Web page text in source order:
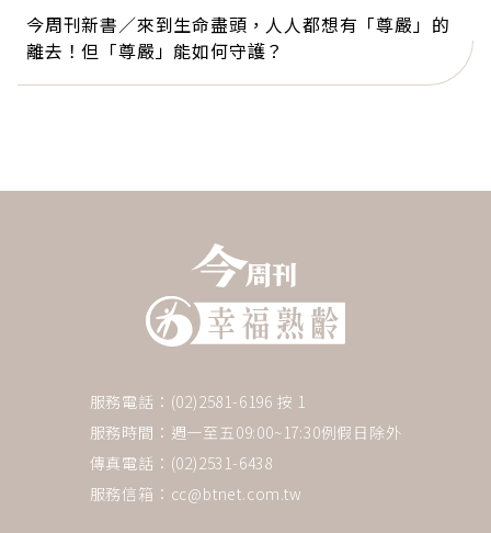
今周刊新書／來到生命盡頭，人人都想有「尊嚴」的
離去！但「尊嚴」能如何守護？
服務電話：(02)2581-6196 按 1
服務時間：週一至五09:00~17:30例假日除外
傳真電話：(02)2531-6438
服務信箱： cc@btnet.com.tw